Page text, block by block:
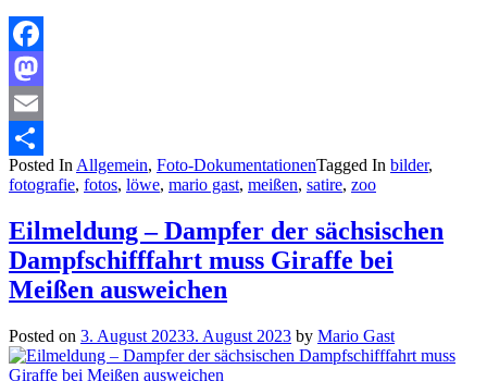
Facebook
Mastodon
Email
Teilen
Posted In Allgemein, Foto-DokumentationenTagged In bilder,
fotografie, fotos, löwe, mario gast, meißen, satire, zoo
Eilmeldung – Dampfer der sächsischen
Dampfschifffahrt muss Giraffe bei
Meißen ausweichen
Posted on 3. August 20233. August 2023 by Mario Gast